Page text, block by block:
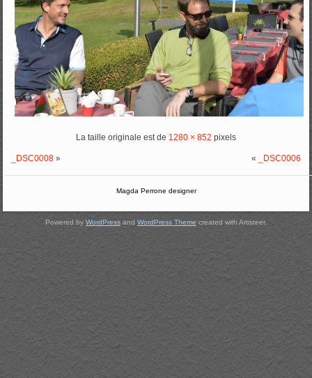
La taille originale est de 1280 × 852 pixels
_DSC0008 » « _DSC0006
Magda Perrone designer
Powered by WordPress and WordPress Theme created with Artisteer.